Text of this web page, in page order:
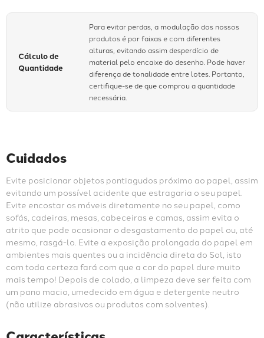
Cálculo de
Quantidade
Para evitar perdas, a modulação dos nossos
produtos é por faixas e com diferentes
alturas, evitando assim desperdício de
material pelo encaixe do desenho. Pode haver
diferença de tonalidade entre lotes. Portanto,
certifique-se de que comprou a quantidade
necessária.
Cuidados
Evite posicionar objetos pontiagudos próximo ao papel, assim
evitando um possível acidente que estragaria o seu papel.
Evite encostar os móveis diretamente no seu papel, como
sofás, cadeiras, mesas, cabeceiras e camas, assim evita o
atrito que pode ocasionar o desgastamento do papel ou, até
mesmo, rasgá-lo. Evite a exposição prolongada do papel em
ambientes mais quentes ou a incidência direta do Sol, isto
com toda certeza fará com que a cor do papel dure muito
mais tempo! Depois de colado, a limpeza deve ser feita com
um pano macio, umedecido em água e detergente neutro
(não utilize abrasivos ou produtos com solventes).